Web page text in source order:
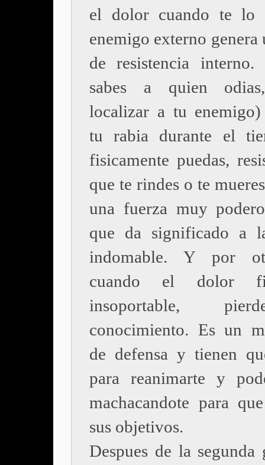
el dolor cuando te lo
enemigo externo genera
de resistencia
sabes a quien
localizar a tu enemigo)
tu rabia durante el
fisicamente puedas,
que te rindes o te
una fuerza muy
que da significado a
indomable. Y por
cuando el dolor
insoportable,
conocimiento. Es un
de defensa y tienen
para reanimarte y
machacandote para
sus objetivos.
Despues de la segunda